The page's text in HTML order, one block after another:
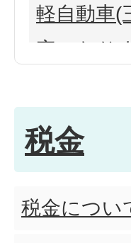
軽自動車(
率になり
軽自動車
用されま
三輪
税金
税金につい